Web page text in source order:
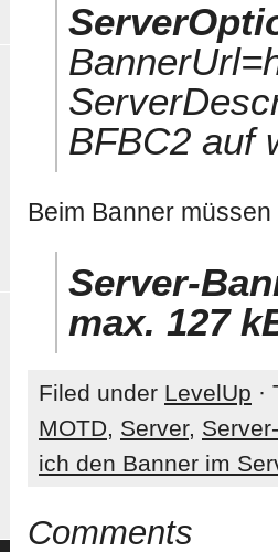
BFBC2 auf
Beim Banner
Server-
max. 127
Filed under LevelUp ·
MOTD, Server,
ich den Banner im
Comments